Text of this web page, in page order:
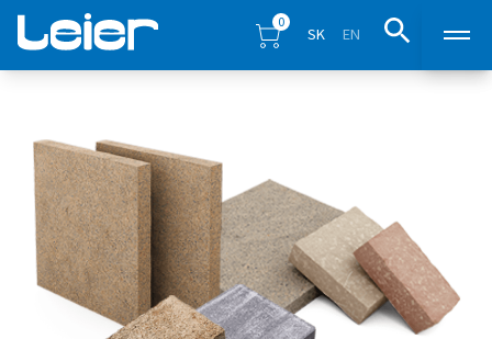
0
SK EN
Predajné miesta
Inšpirácia
Eshop